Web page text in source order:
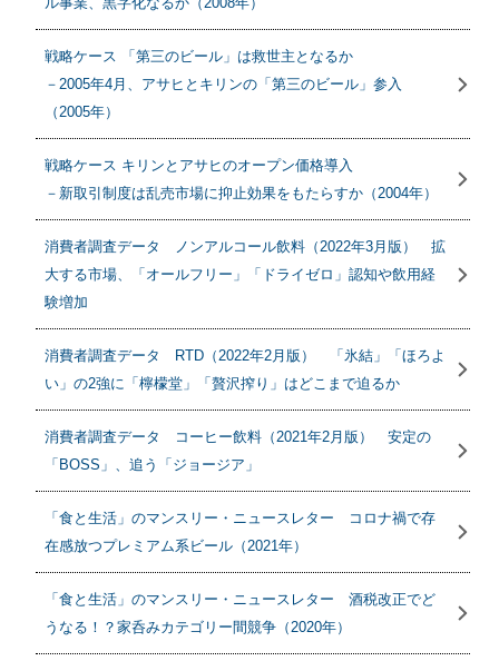
戦略ケース 「第三のビール」は救世主となるか
－2005年4月、アサヒとキリンの「第三のビール」参入
（2005年）
戦略ケース キリンとアサヒのオープン価格導入
－新取引制度は乱売市場に抑止効果をもたらすか（2004年）
消費者調査データ ノンアルコール飲料（2022年3月版） 拡
大する市場、「オールフリー」「ドライゼロ」認知や飲用経
験増加
消費者調査データ RTD（2022年2月版） 「氷結」「ほろよ
い」の2強に「檸檬堂」「贅沢搾り」はどこまで迫るか
消費者調査データ コーヒー飲料（2021年2月版） 安定の
「BOSS」、追う「ジョージア」
「食と生活」のマンスリー・ニュースレター コロナ禍で存
在感放つプレミアム系ビール（2021年）
「食と生活」のマンスリー・ニュースレター 酒税改正でど
うなる！？家呑みカテゴリー間競争（2020年）